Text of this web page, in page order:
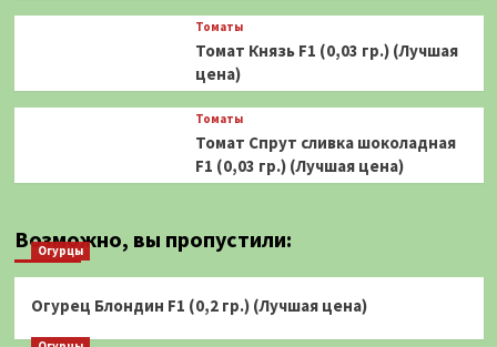
Томаты
Томат Князь F1 (0,03 гр.) (Лучшая
цена)
Томаты
Томат Спрут сливка шоколадная
F1 (0,03 гр.) (Лучшая цена)
Возможно, вы пропустили:
Огурцы
Огурец Блондин F1 (0,2 гр.) (Лучшая цена)